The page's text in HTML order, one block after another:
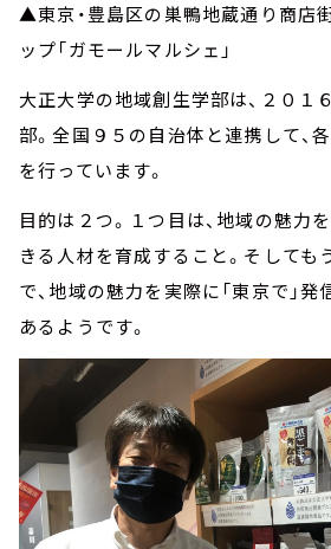
▲東京・豊島区の巣鴨地蔵通り商店
ップ「ガモールマルシェ」
大正大学の地域創生学部は、２０１
部。全国９５の自治体と連携して、
を行っています。
目的は２つ。１つ目は、地域の魅力
きる人材を育成すること。そしても
で、地域の魅力を実際に「東京で」
あるようです。